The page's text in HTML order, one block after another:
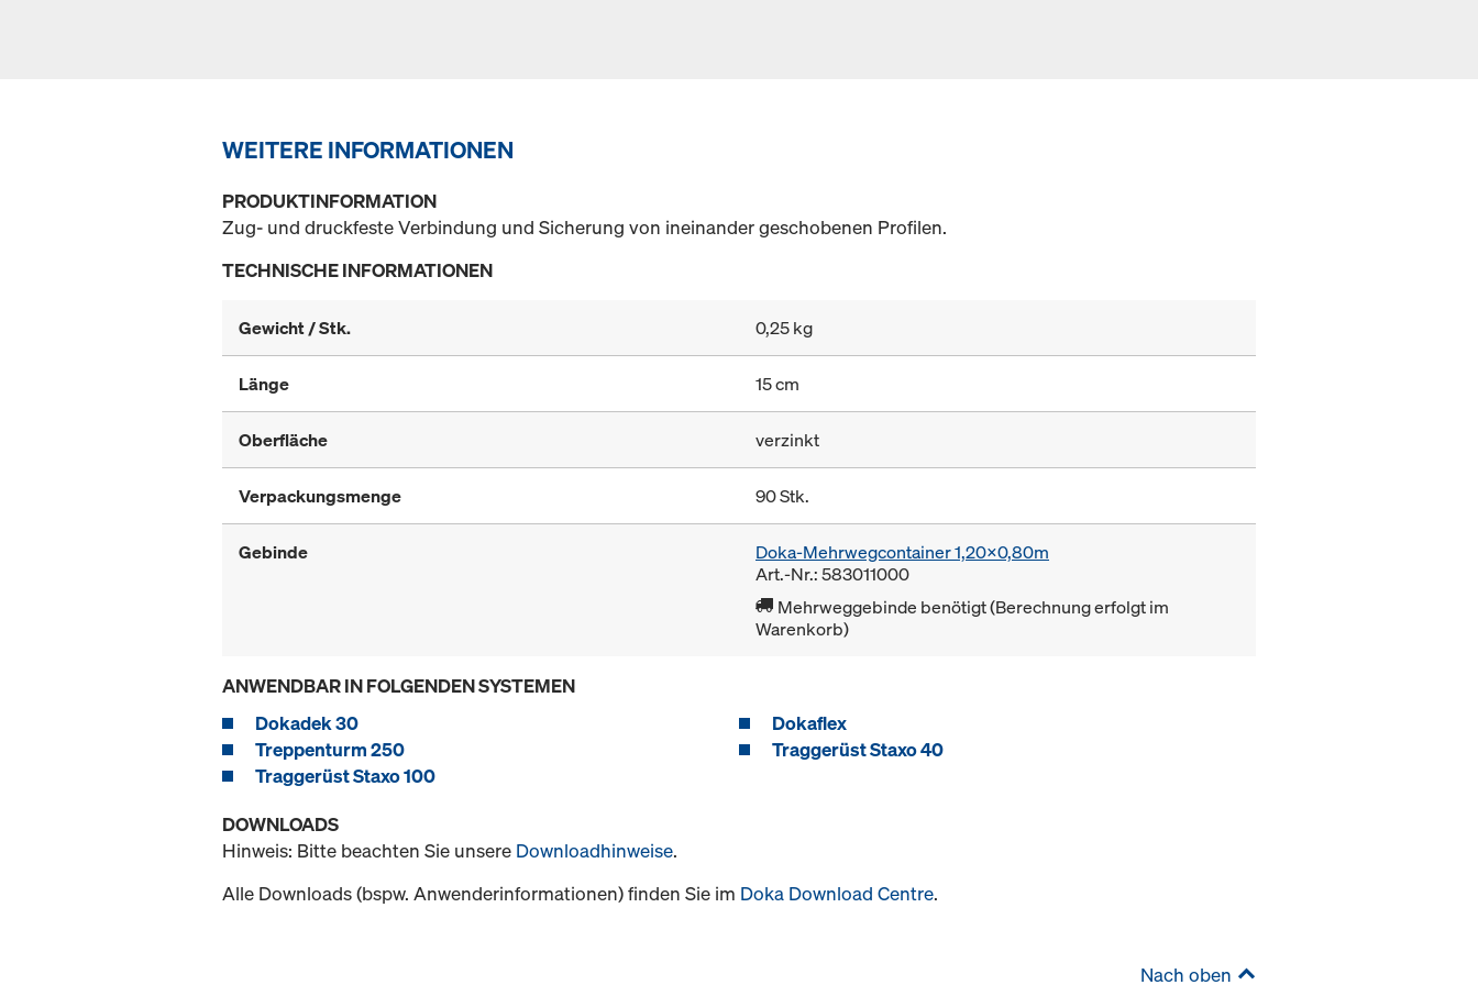
WEITERE INFORMATIONEN
PRODUKTINFORMATION
Zug- und druckfeste Verbindung und Sicherung von ineinander geschobenen Profilen.
TECHNISCHE INFORMATIONEN
Gewicht / Stk. 0,25 kg
Länge 15 cm
Oberfläche verzinkt
Verpackungsmenge 90 Stk.
Gebinde
Doka-Mehrwegcontainer 1,20x0,80m
Art.-Nr.: 583011000
Mehrweggebinde benötigt (Berechnung erfolgt im
Warenkorb)
ANWENDBAR IN FOLGENDEN SYSTEMEN
Dokadek 30
Dokaflex
Treppenturm 250
Traggerüst Staxo 40
Traggerüst Staxo 100
DOWNLOADS
Hinweis: Bitte beachten Sie unsere Downloadhinweise.
Alle Downloads (bspw. Anwenderinformationen) finden Sie im Doka Download Centre.
Nach oben